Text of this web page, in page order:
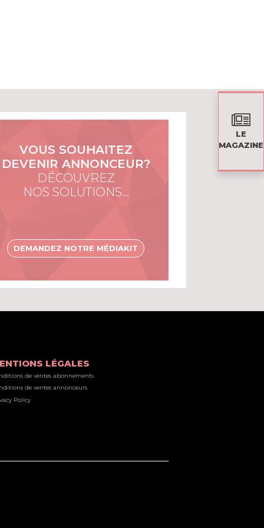
LE
MAGAZINE
VOUS SOUHAITEZ
DEVENIR ANNONCEUR?
DÉCOUVREZ
NOS SOLUTIONS…
DEMANDEZ NOTRE MÉDIAKIT
LÉGALES
de ventes abonnements
de ventes annonceurs
Policy